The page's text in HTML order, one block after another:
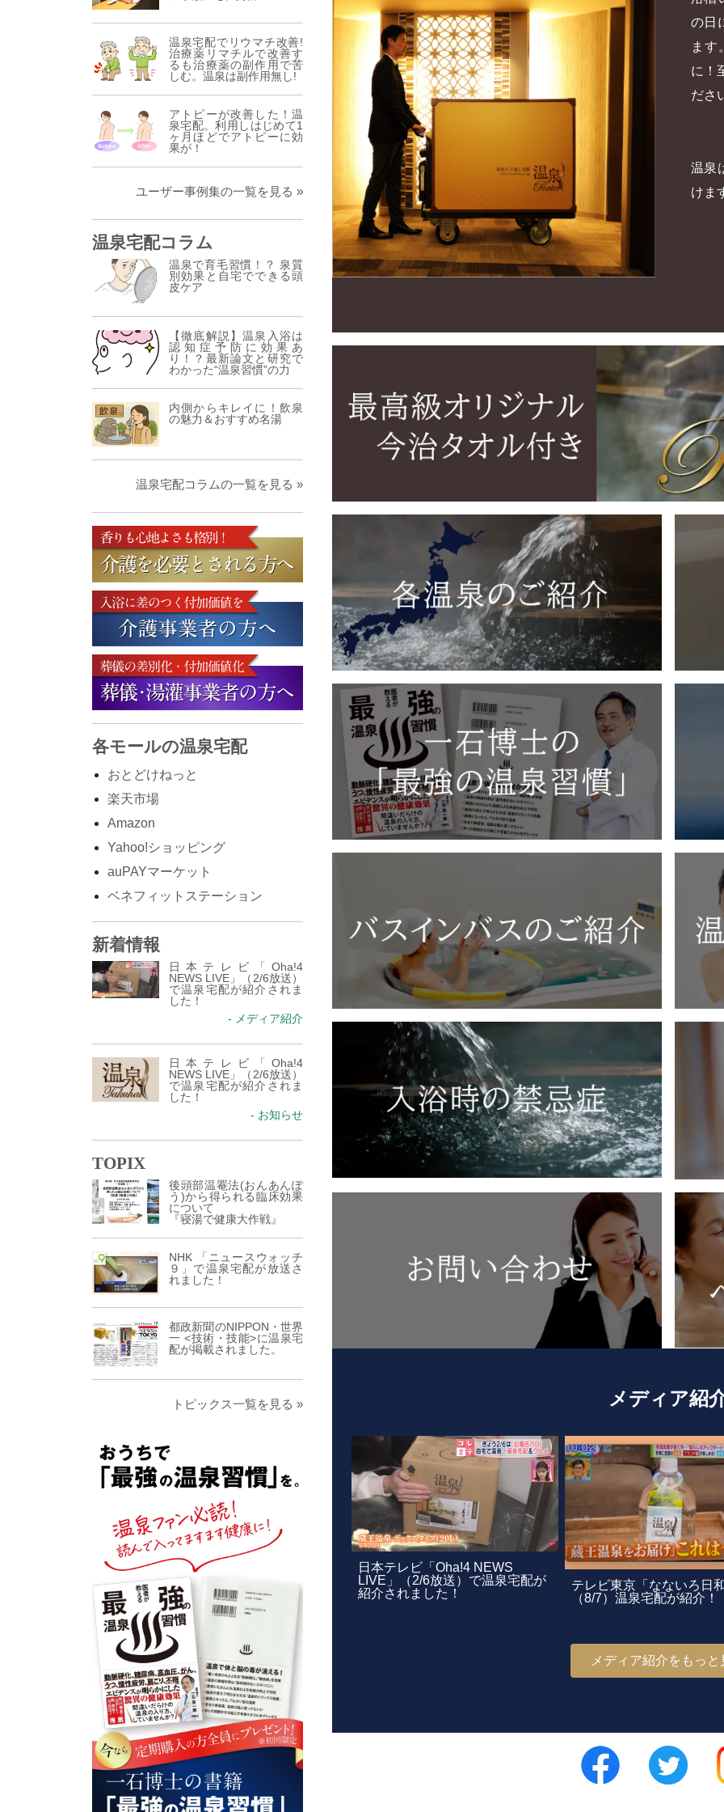
温泉宅配でリウマチ改善!
治療薬リマチルで改善す
るも治療薬の副作用で苦
しむ。温泉は副作用無し!
アトピーが改善した！温
泉宅配。利用しはじめて1
ヶ月ほどでアトピーに効
果が！
ユーザー事例集の一覧を見る »
温泉宅配コラム
温泉で育毛習慣！？ 泉質
別効果と自宅でできる頭
皮ケア
【徹底解説】温泉入浴は
認知症予防に効果あ
り！？最新論文と研究で
わかった“温泉習慣”の力
内側からキレイに！飲泉
の魅力＆おすすめ名湯
温泉宅配コラムの一覧を見る »
各モールの温泉宅配
おとどけねっと
楽天市場
Amazon
Yahoo!ショッピング
auPAYマーケット
ベネフィットステーション
新着情報
日本テレビ「Oha!4
NEWS LIVE」（2/6放送）
で温泉宅配が紹介されま
した！
- メディア紹介
日本テレビ「Oha!4
NEWS LIVE」（2/6放送）
で温泉宅配が紹介されま
した！
- お知らせ
TOPIX
後頭部温罨法(おんあんぽ
う)から得られる臨床効果
について
『寝湯で健康大作戦』
NHK 「ニュースウォッチ
９」で温泉宅配が放送さ
れました！
都政新聞のNIPPON・世界
一 <技術・技能>に温泉宅
配が掲載されました。
トピックス一覧を見る »
の日
ます
に！
ださ
温泉
けま
メディア紹
日本テレビ「Oha!4 NEWS
LIVE」（2/6放送）で温泉宅配が
紹介されました！
テレビ東京「なないろ日
（8/7）温泉宅配が紹介！
メディア紹介をもっと